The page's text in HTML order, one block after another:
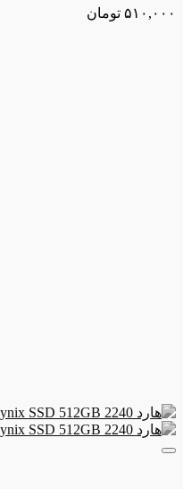
۵۱۰,۰۰۰ تومان